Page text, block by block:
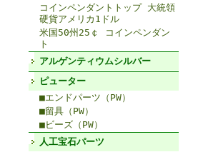
コインペンダントトップ 大統領
硬貨アメリカ1ドル
米国50州25￠ コインペンダン
ト
アルゲンティウムシルバー
ピューター
■エンドパーツ（PW）
■留具（PW）
■ビーズ（PW）
人工宝石パーツ